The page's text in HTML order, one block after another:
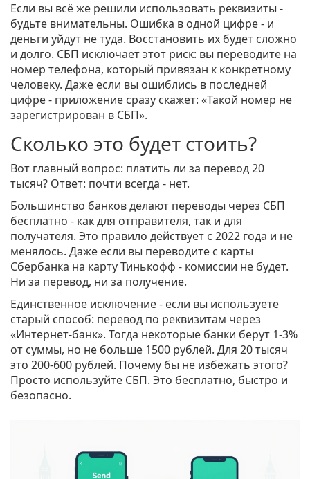
Если вы всё же решили использовать реквизиты -
будьте внимательны. Ошибка в одной цифре - и
деньги уйдут не туда. Восстановить их будет сложно
и долго. СБП исключает этот риск: вы переводите на
номер телефона, который привязан к конкретному
человеку. Даже если вы ошиблись в последней
цифре - приложение сразу скажет: «Такой номер не
зарегистрирован в СБП».
Сколько это будет стоить?
Вот главный вопрос: платить ли за перевод 20
тысяч? Ответ: почти всегда - нет.
Большинство банков делают переводы через СБП
бесплатно - как для отправителя, так и для
получателя. Это правило действует с 2022 года и не
менялось. Даже если вы переводите с карты
Сбербанка на карту Тинькофф - комиссии не будет.
Ни за перевод, ни за получение.
Единственное исключение - если вы используете
старый способ: перевод по реквизитам через
«Интернет-банк». Тогда некоторые банки берут 1-3%
от суммы, но не больше 1500 рублей. Для 20 тысяч
это 200-600 рублей. Почему бы не избежать этого?
Просто используйте СБП. Это бесплатно, быстро и
безопасно.